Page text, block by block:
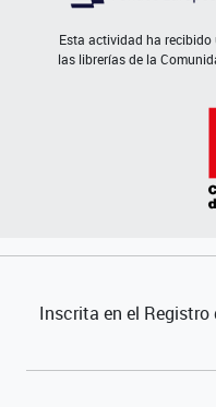
Esta actividad ha
las librerías de la
Inscrita en el Registro